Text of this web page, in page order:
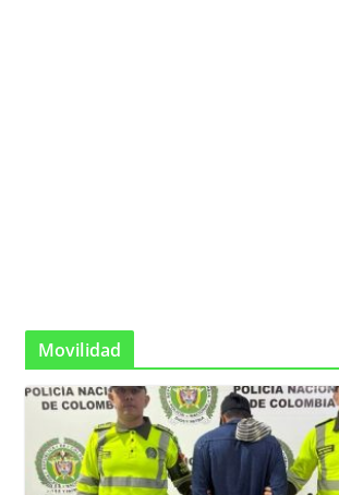
Movilidad